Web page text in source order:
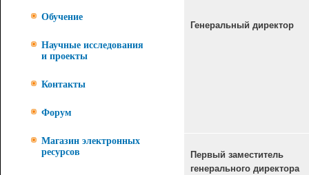
Обучение
Научные исследования
и проекты
Контакты
Форум
Магазин электронных
ресурсов
Генеральный директор
Первый заместитель
генерального директора